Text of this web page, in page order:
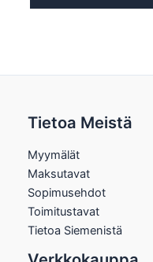
Tietoa Meistä
Myymälät
Maksutavat
Sopimusehdot
Toimitustavat
Tietoa Siemenistä